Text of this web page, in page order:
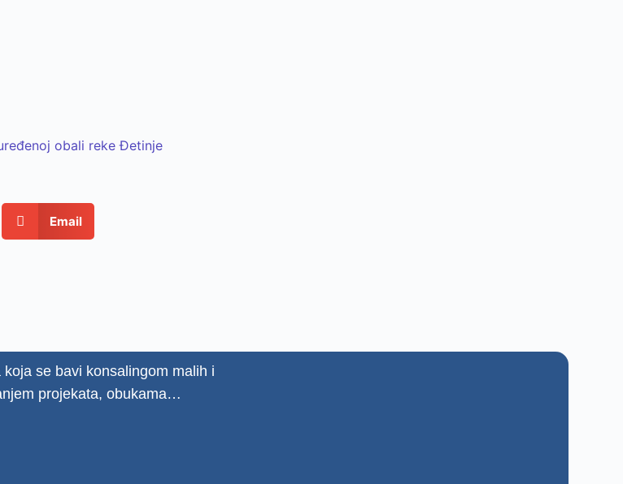
obali reke Đetinje
Email
se bavi konsalingom malih i
projekata, obukama…